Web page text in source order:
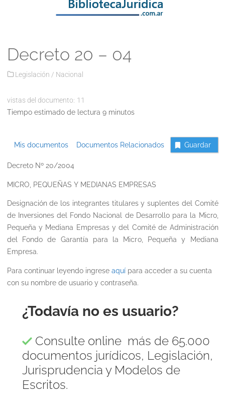
Decreto 20 – 04
Legislación / Nacional
vistas del documento: 11
Tiempo estimado de lectura 9 minutos
Mis documentos Documentos Relacionados Guardar
Decreto Nº 20/2004
MICRO, PEQUEÑAS Y MEDIANAS EMPRESAS
Designación de los integrantes titulares y suplentes del Comité
de Inversiones del Fondo Nacional de Desarrollo para la Micro,
Pequeña y Mediana Empresas y del Comité de Administración
del Fondo de Garantía para la Micro, Pequeña y Mediana
Empresa.
Para continuar leyendo ingrese aquípara acceder a su cuenta
con su nombre de usuario y contraseña.
¿Todavía no es usuario?
Consulte online más de 65.000
documentos jurídicos, Legislación,
Jurisprudencia y Modelos de
Escritos.